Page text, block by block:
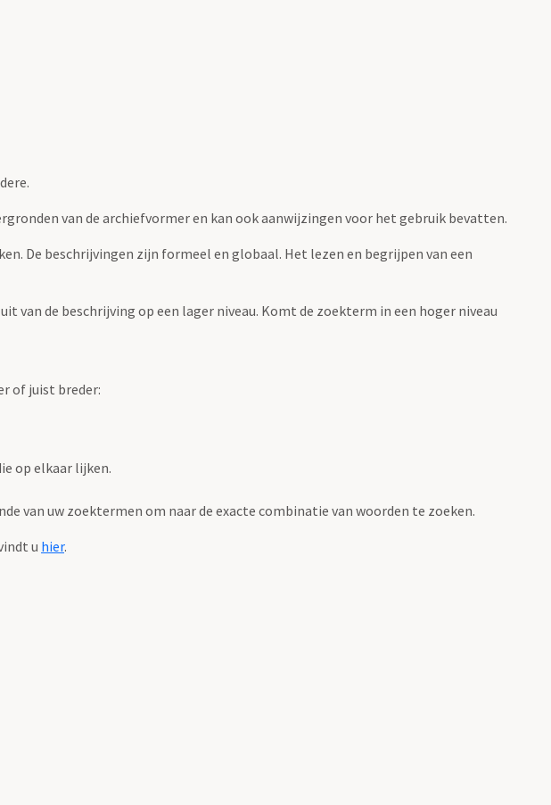
van de archiefvormer en kan ook aanwijzingen voor het gebruik bevatten.
De beschrijvingen zijn formeel en globaal. Het lezen en begrijpen van een
van de beschrijving op een lager niveau. Komt de zoekterm in een hoger niveau
of juist breder:
op elkaar lijken.
van uw zoektermen om naar de exacte combinatie van woorden te zoeken.
u hier.